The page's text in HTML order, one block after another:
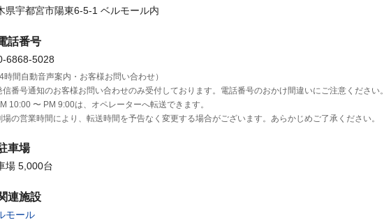
県宇都宮市陽東6-5-1 ベルモール内
話番号
6868-5028
時間自動音声案内・お客様お問い合わせ）
番号通知のお客様お問い合わせのみ受付しております。電話番号のおかけ間違いにご注意ください。
10:00 〜 PM 9:00は、オペレーターへ転送できます。
の営業時間により、転送時間を予告なく変更する場合がございます。あらかじめご了承ください。
車場
場 5,000台
連施設
モール